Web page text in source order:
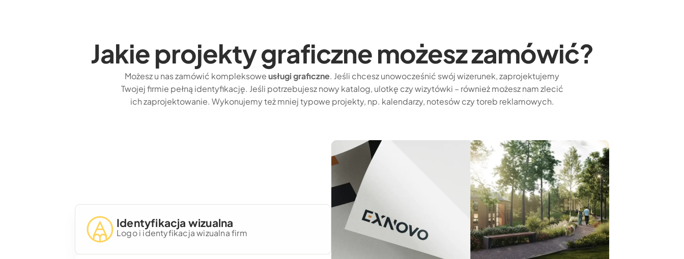
Jakie projekty graficzne możesz zamówić?
Możesz u nas zamówić kompleksoweusługi graficzne. Jeśli chcesz unowocześnić swój wizerunek, zaprojektujemy
Twojej firmie pełną identyfikację. Jeśli potrzebujesz nowy katalog, ulotkę czy wizytówki – również możesz nam zlecić
ich zaprojektowanie. Wykonujemy też mniej typowe projekty, np. kalendarzy, notesów czy toreb reklamowych.
Identyfikacja wizualna
Logo i identyfikacja wizualna firm